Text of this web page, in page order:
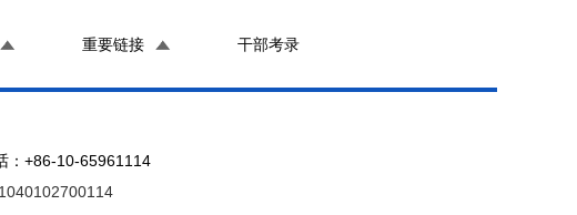
重要链接 干部考录
+86-10-65961114